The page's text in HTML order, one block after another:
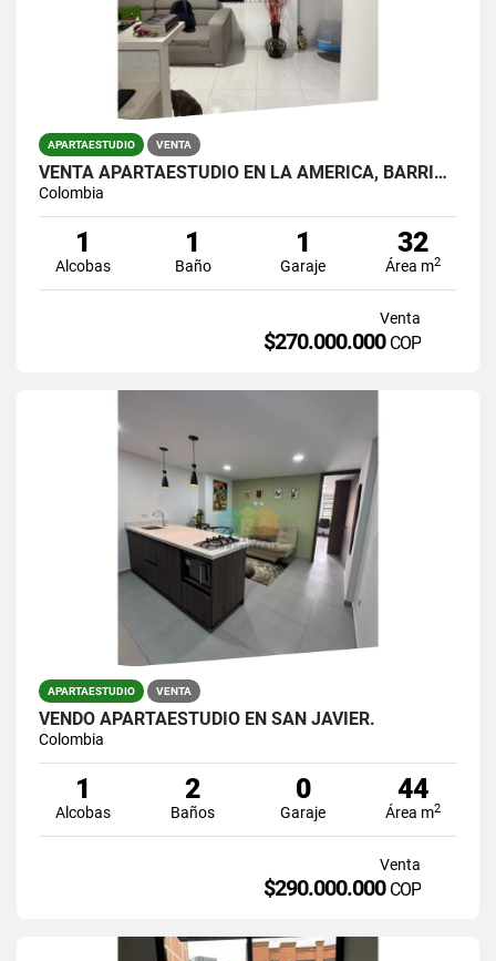
APARTAESTUDIO VENTA
VENTA APARTAESTUDIO EN LA AMÉRICA, BARRIO CRISTOBAL
Colombia
1
Alcobas
1
Baño
1
Garaje
32
Área m2
Venta
$270.000.000 COP
APARTAESTUDIO VENTA
VENDO APARTAESTUDIO EN SAN JAVIER.
Colombia
1
Alcobas
2
Baños
0
Garaje
44
Área m2
Venta
$290.000.000 COP